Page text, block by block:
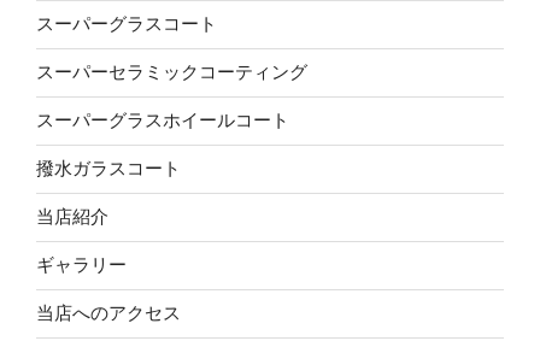
スーパーグラスコート
スーパーセラミックコーティング
スーパーグラスホイールコート
撥水ガラスコート
当店紹介
ギャラリー
当店へのアクセス